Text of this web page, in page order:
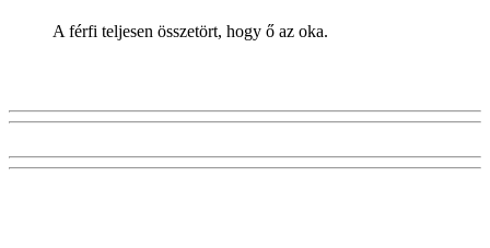
A férfi teljesen összetört, hogy ő az oka.